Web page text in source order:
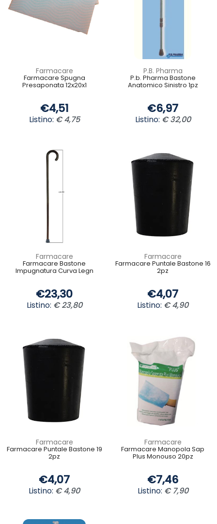
Farmacare
Farmacare Spugna
Presaponata 12x20x1
€4,51
Listino: € 4,75
P.B. Pharma
P.b. Pharma Bastone
Anatomico Sinistro 1pz
€6,97
Listino: € 32,00
Farmacare
Farmacare Bastone
Impugnatura Curva Legn
€23,30
Listino: € 23,80
Farmacare
Farmacare Puntale Bastone 16
2pz
€4,07
Listino: € 4,90
Farmacare
Farmacare Puntale Bastone 19
2pz
€4,07
Listino: € 4,90
Farmacare
Farmacare Manopola Sap
Plus Monouso 20pz
€7,46
Listino: € 7,90